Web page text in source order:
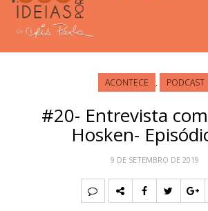
ACONTECE , PODCAST
#20- Entrevista
Hosken-
9 DE SETEMBRO DE 2019